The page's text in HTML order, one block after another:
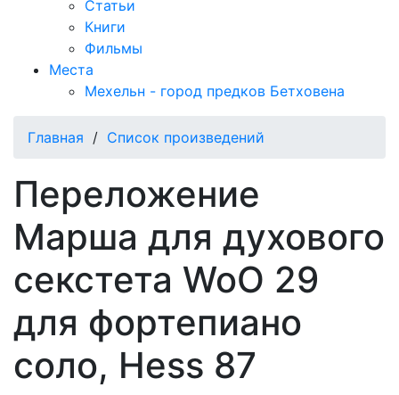
Статьи
Книги
Фильмы
Места
Мехельн - город предков Бетховена
Главная / Список произведений
Переложение
Марша для духового
секстета WoO 29
для фортепиано
соло, Hess 87